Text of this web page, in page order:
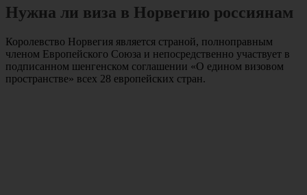
Нужна ли виза в Норвегию россиянам
Королевство Норвегия является страной, полноправным
членом Европейского Союза и непосредственно участвует в
подписанном шенгенском соглашении «О едином визовом
пространстве» всех 28 европейских стран.